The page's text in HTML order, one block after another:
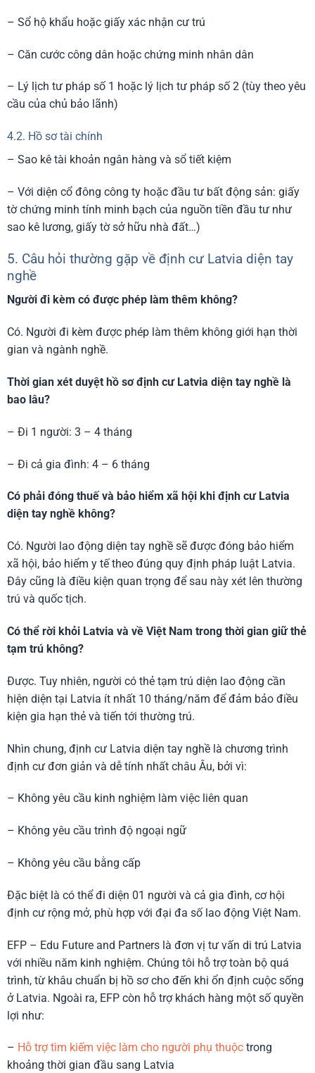
– Sổ hộ khẩu hoặc giấy xác nhận cư trú
– Căn cước công dân hoặc chứng minh nhân dân
– Lý lịch tư pháp số 1 hoặc lý lịch tư pháp số 2 (tùy theo yêu
cầu của chủ bảo lãnh)
4.2. Hồ sơ tài chính
– Sao kê tài khoản ngân hàng và sổ tiết kiệm
– Với diện cổ đông công ty hoặc đầu tư bất động sản: giấy
tờ chứng minh tính minh bạch của nguồn tiền đầu tư như
sao kê lương, giấy tờ sở hữu nhà đất…)
5. Câu hỏi thường gặp về định cư Latvia diện tay
nghề
Người đi kèm có được phép làm thêm không?
Có. Người đi kèm được phép làm thêm không giới hạn thời
gian và ngành nghề.
Thời gian xét duyệt hồ sơ định cư Latvia diện tay nghề là
bao lâu?
– Đi 1 người: 3 – 4 tháng
– Đi cả gia đình: 4 – 6 tháng
Có phải đóng thuế và bảo hiểm xã hội khi định cư Latvia
diện tay nghề không?
Có. Người lao động diện tay nghề sẽ được đóng bảo hiểm
xã hội, bảo hiểm y tế theo đúng quy định pháp luật Latvia.
Đây cũng là điều kiện quan trọng để sau này xét lên thường
trú và quốc tịch.
Có thể rời khỏi Latvia và về Việt Nam trong thời gian giữ thẻ
tạm trú không?
Được. Tuy nhiên, người có thẻ tạm trú diện lao động cần
hiện diện tại Latvia ít nhất 10 tháng/năm để đảm bảo điều
kiện gia hạn thẻ và tiến tới thường trú.
Nhìn chung, định cư Latvia diện tay nghề là chương trình
định cư đơn giản và dễ tính nhất châu Âu, bởi vì:
– Không yêu cầu kinh nghiệm làm việc liên quan
– Không yêu cầu trình độ ngoại ngữ
– Không yêu cầu bằng cấp
Đặc biệt là có thể đi diện 01 người và cả gia đình, cơ hội
định cư rộng mở, phù hợp với đại đa số lao động Việt Nam.
EFP – Edu Future and Partners là đơn vị tư vấn di trú Latvia
với nhiều năm kinh nghiệm. Chúng tôi hỗ trợ toàn bộ quá
trình, từ khâu chuẩn bị hồ sơ cho đến khi ổn định cuộc sống
ở Latvia. Ngoài ra, EFP còn hỗ trợ khách hàng một số quyền
lợi như:
– Hỗ trợ tìm kiếm việc làm cho người phụ thuộctrong
khoảng thời gian đầu sang Latvia